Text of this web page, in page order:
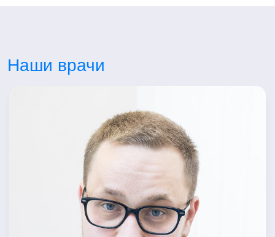
Наши врачи